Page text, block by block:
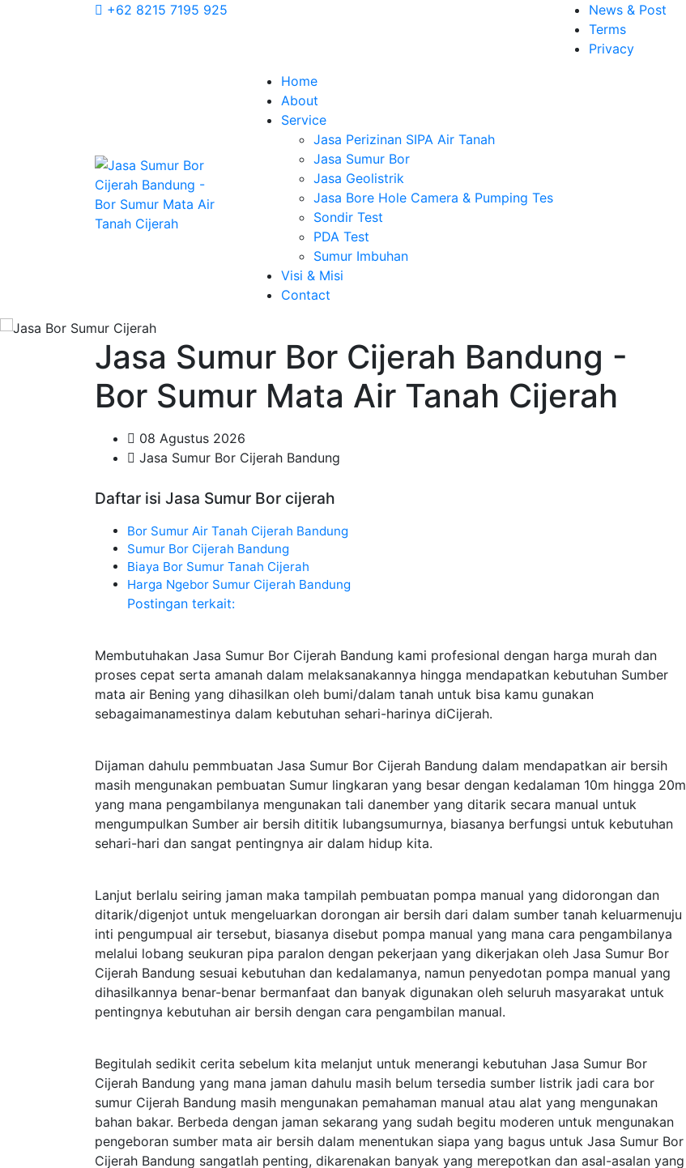
+62 8215 7195 925
News & Post
Terms
Privacy
Home
About
Service
Jasa Perizinan SIPA Air Tanah
Jasa Sumur Bor
Jasa Geolistrik
Jasa Bore Hole Camera & Pumping Tes
Sondir Test
PDA Test
Sumur Imbuhan
Visi & Misi
Contact
Jasa Sumur Bor Cijerah Bandung -
Bor Sumur Mata Air Tanah Cijerah
08 Agustus 2026
Jasa Sumur Bor Cijerah Bandung
Daftar isi Jasa Sumur Bor cijerah
Bor Sumur Air Tanah Cijerah Bandung
Sumur Bor Cijerah Bandung
Biaya Bor Sumur Tanah Cijerah
Harga Ngebor Sumur Cijerah Bandung
Postingan terkait:
Membutuhakan Jasa Sumur Bor Cijerah Bandung kami profesional dengan harga murah dan
proses cepat serta amanah dalam melaksanakannya hingga mendapatkan kebutuhan Sumber
mata air Bening yang dihasilkan oleh bumi/dalam tanah untuk bisa kamu gunakan
sebagaimanamestinya dalam kebutuhan sehari-harinya diCijerah.
Dijaman dahulu pemmbuatan Jasa Sumur Bor Cijerah Bandung dalam mendapatkan air bersih
masih mengunakan pembuatan Sumur lingkaran yang besar dengan kedalaman 10m hingga 20m
yang mana pengambilanya mengunakan tali danember yang ditarik secara manual untuk
mengumpulkan Sumber air bersih dititik lubangsumurnya, biasanya berfungsi untuk kebutuhan
sehari-hari dan sangat pentingnya air dalam hidup kita.
Lanjut berlalu seiring jaman maka tampilah pembuatan pompa manual yang didorongan dan
ditarik/digenjot untuk mengeluarkan dorongan air bersih dari dalam sumber tanah keluarmenuju
inti pengumpual air tersebut, biasanya disebut pompa manual yang mana cara pengambilanya
melalui lobang seukuran pipa paralon dengan pekerjaan yang dikerjakan oleh Jasa Sumur Bor
Cijerah Bandung sesuai kebutuhan dan kedalamanya, namun penyedotan pompa manual yang
dihasilkannya benar-benar bermanfaat dan banyak digunakan oleh seluruh masyarakat untuk
pentingnya kebutuhan air bersih dengan cara pengambilan manual.
Begitulah sedikit cerita sebelum kita melanjut untuk menerangi kebutuhan Jasa Sumur Bor
Cijerah Bandung yang mana jaman dahulu masih belum tersedia sumber listrik jadi cara bor
sumur Cijerah Bandung masih mengunakan pemahaman manual atau alat yang mengunakan
bahan bakar. Berbeda dengan jaman sekarang yang sudah begitu moderen untuk mengunakan
pengeboran sumber mata air bersih dalam menentukan siapa yang bagus untuk Jasa Sumur Bor
Cijerah Bandung sangatlah penting, dikarenakan banyak yang merepotkan dan asal-asalan yang